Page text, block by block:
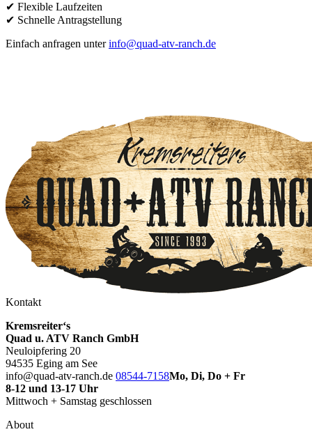
✔ Flexible Laufzeiten
✔ Schnelle Antragstellung
Einfach anfragen unterinfo@quad-atv-ranch.de
Kontakt
Kremsreiter‘s
Quad u. ATV Ranch GmbH
Neuloipfering 20
94535 Eging am See
info@quad-atv-ranch.de 08544-7158Mo, Di, Do + Fr
8-12 und 13-17 Uhr
Mittwoch + Samstag geschlossen
About